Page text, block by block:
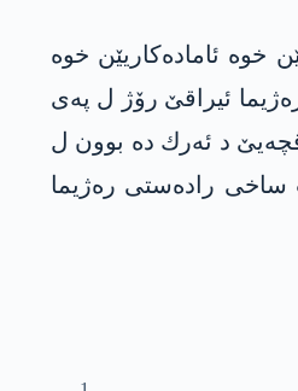
خوه‌ ئاماده‌کاریێن خوه‌
ئیراقێ رۆژ ل په‌ی
6 كه‌سی یا پێشمه‌رگه‌هان كو ل ناڤچه‌یێ د ئه‌رك ده‌ بوون ل
راده‌ستی ره‌ژیما